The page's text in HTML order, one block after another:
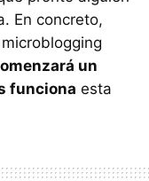
En concreto,
un
funciona esta